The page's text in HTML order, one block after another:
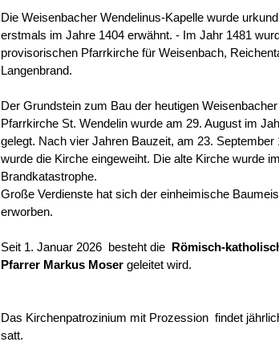
Die Weisenbacher Wendelinus-Kapelle wurde
erstmals im Jahre 1404 erwähnt. - Im Jahr 1481
provisorischen Pfarrkirche für Weisenbach,
Langenbrand.
Der Grundstein zum Bau der heutigen Weisenbacher
Pfarrkirche St. Wendelin wurde am 29. August im
gelegt. Nach vier Jahren Bauzeit, am 23. September
wurde die Kirche eingeweiht. Die alte Kirche wurde
Brandkatastrophe.
Große Verdienste hat sich der einheimische
erworben.
Seit 1. Januar 2026 besteht die Römisch-
Pfarrer Markus Moser geleitet wird.
Das Kirchenpatrozinium mit Prozession findet
satt.